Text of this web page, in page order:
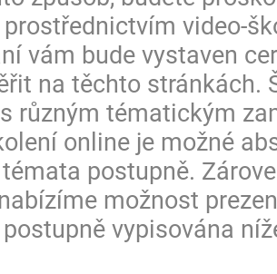
video-
vám bude vystaven
na těchto stránkách.
různým tématickým
online je možné
postupně.
možnost
vypisována